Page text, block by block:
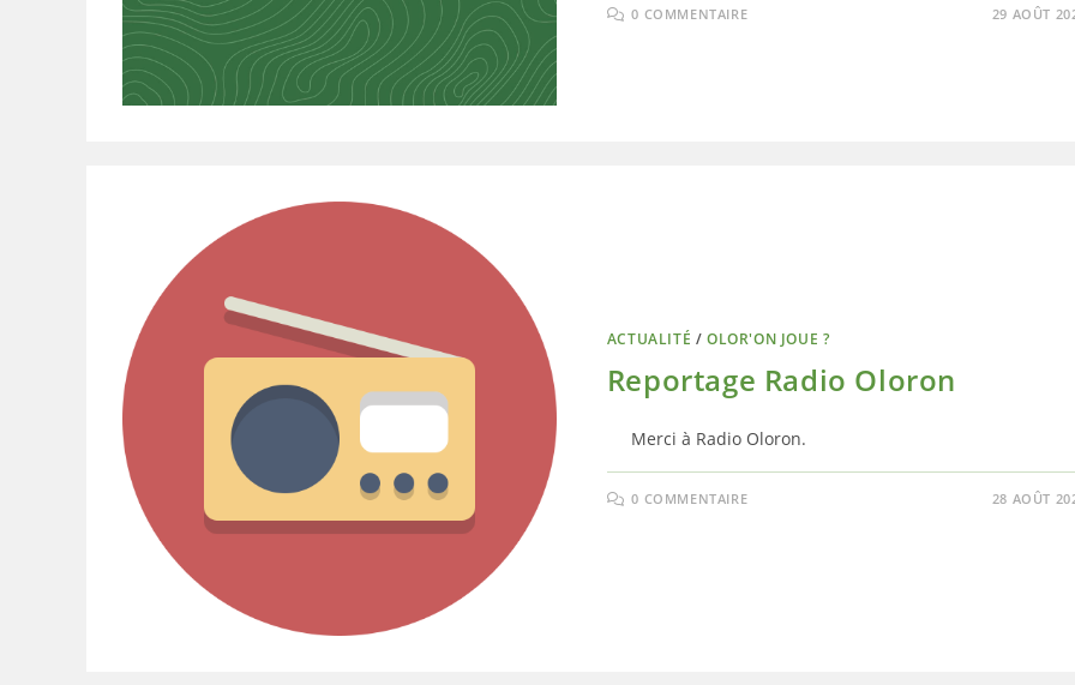
0 COMMENTAIRE 29 AOÛT
ACTUALITÉ /OLOR'ON JOUE ?
Reportage Radio Oloron
Merci à Radio Oloron.
0 COMMENTAIRE 28 AOÛT